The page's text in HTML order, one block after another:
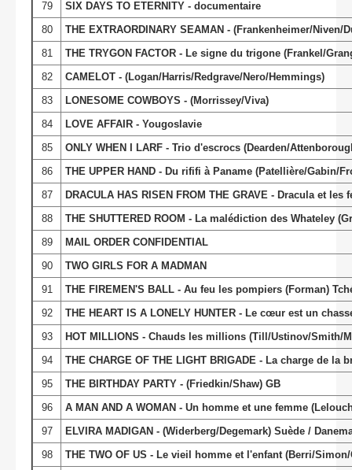
79
SIX DAYS TO ETERNITY - documentaire
80
THE EXTRAORDINARY SEAMAN - (Frankenheimer/Niven/
81
THE TRYGON FACTOR - Le signe du trigone (Frankel/
82
CAMELOT - (Logan/Harris/Redgrave/Nero/Hemmings)
83
LONESOME COWBOYS - (Morrissey/Viva)
84
LOVE AFFAIR - Yougoslavie
85
ONLY WHEN I LARF - Trio d'escrocs (Dearden/
86
THE UPPER HAND - Du rififi à Paname (Patellière/Gabin/
87
DRACULA HAS RISEN FROM THE GRAVE - Dracula et les
88
THE SHUTTERED ROOM - La malédiction des Whateley
89
MAIL ORDER CONFIDENTIAL
90
TWO GIRLS FOR A MADMAN
91
THE FIREMEN'S BALL - Au feu les pompiers (Forman)
92
THE HEART IS A LONELY HUNTER - Le cœur est un
93
HOT MILLIONS - Chauds les millions (Till/Ustinov/Smith/
94
THE CHARGE OF THE LIGHT BRIGADE - La charge de la
95
THE BIRTHDAY PARTY - (Friedkin/Shaw) GB
96
A MAN AND A WOMAN - Un homme et une femme
97
ELVIRA MADIGAN - (Widerberg/Degemark) Suède /
98
THE TWO OF US - Le vieil homme et l'enfant (Berri/